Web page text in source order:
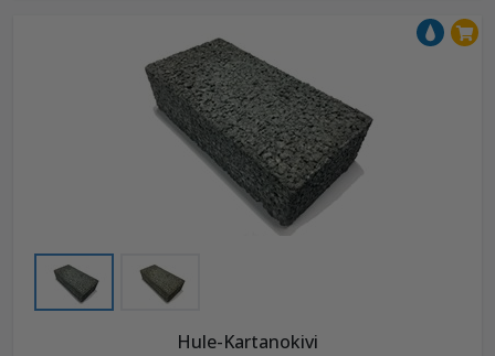
Hule-Kartanokivi